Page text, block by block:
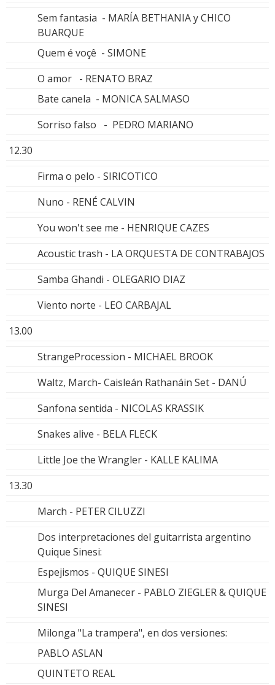
Sem fantasia - MARÍA BETHANIA y CHICO
BUARQUE
Quem é voçê - SIMONE
O amor - RENATO BRAZ
Bate canela - MONICA SALMASO
Sorriso falso - PEDRO MARIANO
12.30
Firma o pelo - SIRICOTICO
Nuno - RENÉ CALVIN
You won't see me - HENRIQUE CAZES
Acoustic trash - LA ORQUESTA DE CONTRABAJOS
Samba Ghandi - OLEGARIO DIAZ
Viento norte - LEO CARBAJAL
13.00
StrangeProcession - MICHAEL BROOK
Waltz, March- Caisleán Rathanáin Set - DANÚ
Sanfona sentida - NICOLAS KRASSIK
Snakes alive - BELA FLECK
Little Joe the Wrangler - KALLE KALIMA
13.30
March - PETER CILUZZI
Dos interpretaciones del guitarrista argentino
Quique Sinesi:
Espejismos - QUIQUE SINESI
Murga Del Amanecer - PABLO ZIEGLER & QUIQUE
SINESI
Milonga "La trampera", en dos versiones:
PABLO ASLAN
QUINTETO REAL